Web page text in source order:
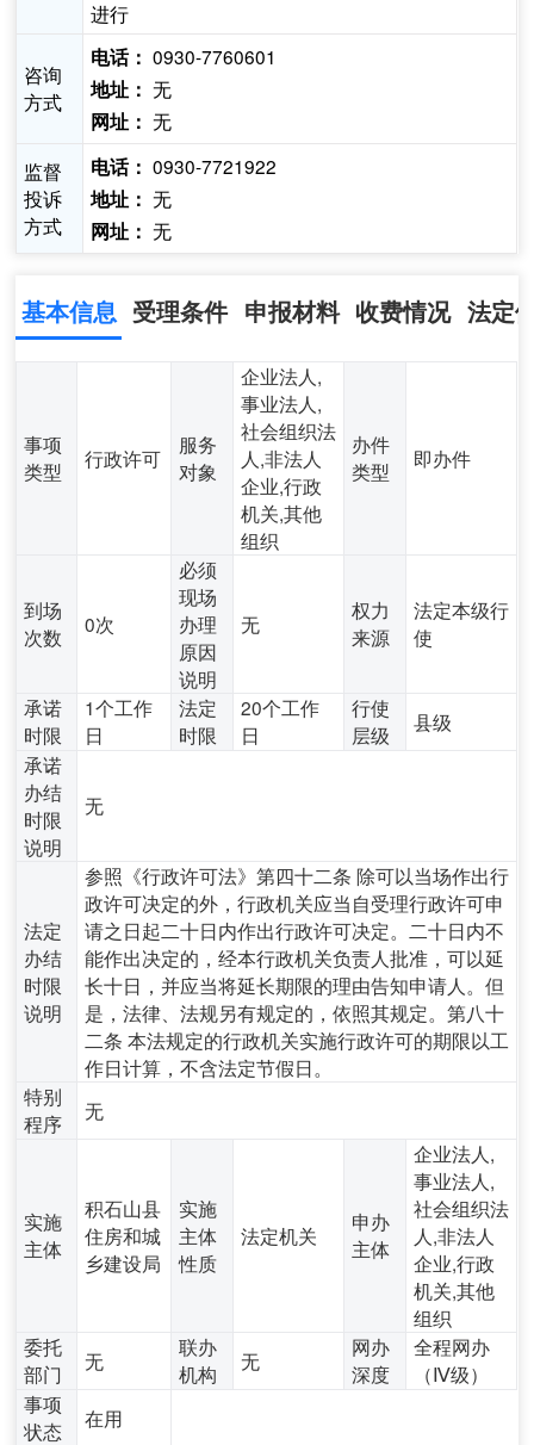
进行
咨询
方式
电话： 0930-7760601
地址： 无
网址： 无
监督
投诉
方式
电话： 0930-7721922
地址： 无
网址： 无
基本信息 受理条件 申报材料 收费情况 法定
事项
类型
行政许可
服务
对象
企业法人,
事业法人,
社会组织法
人,非法人
企业,行政
机关,其他
组织
办件
类型
即办件
到场
次数
0次
必须
现场
办理
原因
说明
无
权力
来源
法定本级行
使
承诺
时限
1个工作
日
法定
时限
20个工作
日
行使
层级
县级
承诺
办结
时限
说明
无
法定
办结
时限
说明
参照《行政许可法》第四十二条 除可以当场作出行
政许可决定的外，行政机关应当自受理行政许可申
请之日起二十日内作出行政许可决定。二十日内不
能作出决定的，经本行政机关负责人批准，可以延
长十日，并应当将延长期限的理由告知申请人。但
是，法律、法规另有规定的，依照其规定。第八十
二条 本法规定的行政机关实施行政许可的期限以工
作日计算，不含法定节假日。
特别
程序
无
实施
主体
积石山县
住房和城
乡建设局
实施
主体
性质
法定机关
申办
主体
企业法人,
事业法人,
社会组织法
人,非法人
企业,行政
机关,其他
组织
委托
部门
无
联办
机构
无
网办
深度
全程网办
（Ⅳ级）
事项
状态
在用